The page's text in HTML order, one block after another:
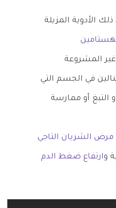
الأدوية المزيلة
المشروعة
في الجسم التي
التبغ أو ممارسة
مرض الشريان التاجي
وارتفاع ضغط الدم